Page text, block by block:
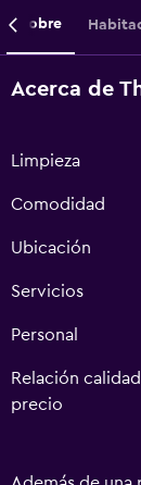
Sobre
Acerca de
Limpieza
Comodidad
Ubicación
Servicios
Personal
Relación
precio